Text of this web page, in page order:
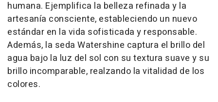
humana. Ejemplifica la belleza refinada y la
artesanía consciente, estableciendo un nuevo
estándar en la vida sofisticada y responsable.
Además, la seda Watershine captura el brillo del
agua bajo la luz del sol con su textura suave y su
brillo incomparable, realzando la vitalidad de los
colores.